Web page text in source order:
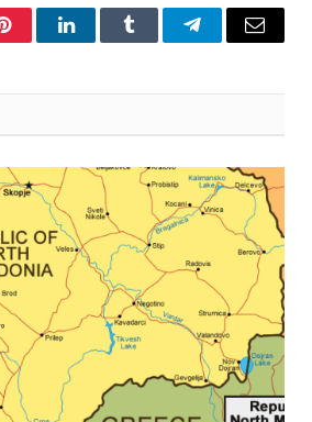
PinterestLinkedInTumblr TelegramEmail